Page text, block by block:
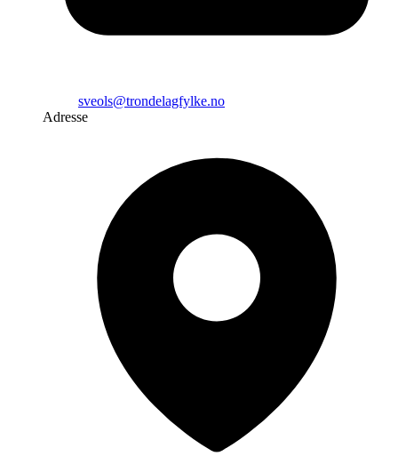
sveols@trondelagfylke.no
Adresse